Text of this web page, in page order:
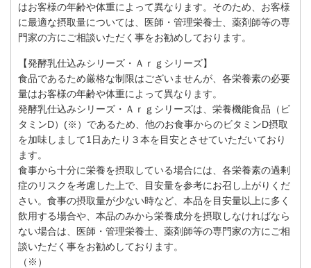
はお客様の年齢や体重によって異なります。そのため、お客様
に最適な摂取量については、医師・管理栄養士、薬剤師等の専
門家の方にご相談いただく事をお勧めしております。
【発酵乳仕込みシリーズ・Ａｒｇシリーズ】
食品であるため厳格な制限はございませんが、各栄養素の必要
量はお客様の年齢や体重によって異なります。
発酵乳仕込みシリーズ・Ａｒｇシリーズは、栄養機能食品（ビ
タミンD）(※）であるため、他のお食事からのビタミンD摂取
を加味しまして1日あたり３本を目安とさせていただいており
ます。
食事から十分に栄養を摂取している場合には、各栄養素の過剰
症のリスクを考慮した上で、目安量を参考にお召し上がりくだ
さい。食事の摂取量が少ない時など、本品を目安量以上に多く
飲用する場合や、本品のみから栄養成分を摂取しなければなら
ない場合は、医師・管理栄養士、薬剤師等の専門家の方にご相
談いただく事をお勧めしております。
（※）